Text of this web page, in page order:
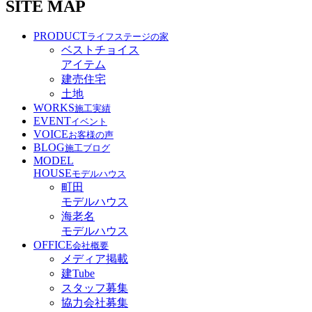
SITE MAP
PRODUCTライフステージの家
ベストチョイス
アイテム
建売住宅
土地
WORKS施工実績
EVENTイベント
VOICEお客様の声
BLOG施工ブログ
MODEL
HOUSEモデルハウス
町田
モデルハウス
海老名
モデルハウス
OFFICE会社概要
メディア掲載
建Tube
スタッフ募集
協力会社募集